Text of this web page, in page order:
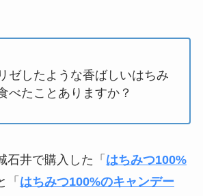
ゼしたような香ばしいはちみ
べたことありますか？
石井で購入した「 はちみつ100%
「 はちみつ100%のキャンデー